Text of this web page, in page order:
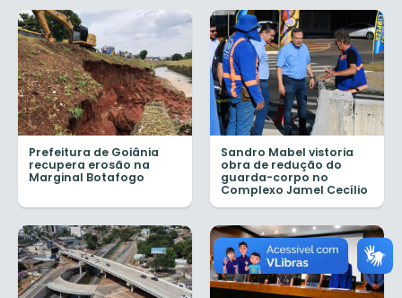
Prefeitura de Goiânia
recupera erosão na
Marginal Botafogo
Sandro Mabel vistoria
obra de redução do
guarda-corpo no
Complexo Jamel Cecílio